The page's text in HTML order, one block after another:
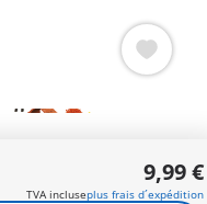
9,99 €
TVA incluseplus frais d´expédition